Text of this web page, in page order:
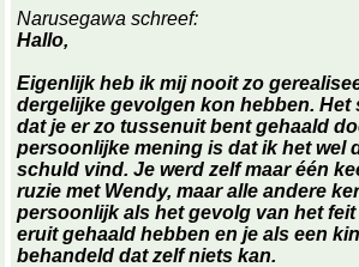
Narusegawa schreef:
Hallo,
Eigenlijk heb ik mij nooit zo
dergelijke gevolgen kon hebben. Het
dat je er zo tussenuit bent gehaald
persoonlijke mening is dat ik het wel
schuld vind. Je werd zelf maar één
ruzie met Wendy, maar alle andere
persoonlijk als het gevolg van het feit
eruit gehaald hebben en je als een
behandeld dat zelf niets kan.